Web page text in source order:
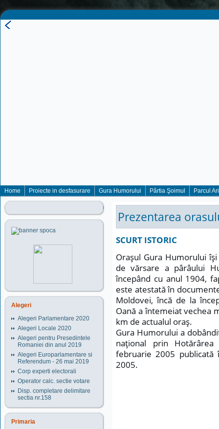
Home Proiecte in desfasurare Gura Humorului Pârtia Şoimul Parcul
Alegeri
Alegeri Parlamentare 2020
Alegeri Locale 2020
Alegeri pentru Presedintele
Romaniei din anul 2019
Alegeri Europarlamentare si
Referendum - 26 mai 2019
Corp experti electorali
Operator calc. sectie votare
Disp. completare delimitare
sectia nr.158
Primaria
Prezentarea
SCURT ISTORIC
Oraşul Gura Humorului
de vărsare a pârâului
începând cu anul 1904,
este atestată în
Moldovei, încă de la
Oană a întemeiat vechea
km de actualul oraş.
Gura Humorului a
naţional prin
februarie 2005
2005.